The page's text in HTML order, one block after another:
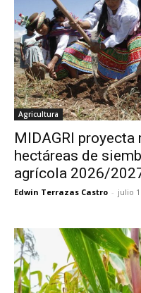
Agricultura
MIDAGRI
hectáreas de
agrícola 2026/
Edwin Terrazas Castro - julio